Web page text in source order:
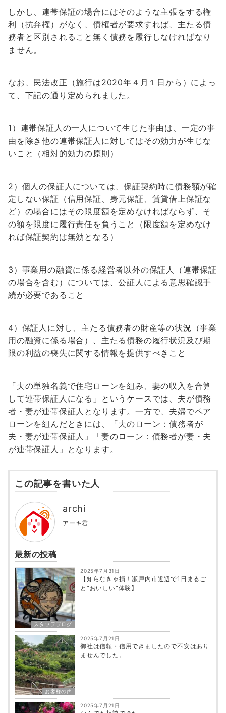
しかし、連帯保証の場合にはそのような主張をする権
利（抗弁権）がなく、債権者が要求すれば、主たる債
務者と区別されること無く債務を履行しなければなり
ません。
なお、民法改正（施行は2020年４月１日から）によっ
て、下記の通り定められました。
1）連帯保証人の一人について生じた事由は、一定の事
由を除き他の連帯保証人に対してはその効力が生じな
いこと（相対的効力の原則）
2）個人の保証人については、保証契約時に債務額が確
定しない保証（信用保証、身元保証、賃貸借上保証な
ど）の場合にはその限度額を定めなければならず、そ
の額を限度に履行責任を負うこと（限度額を定めなけ
れば保証契約は無効となる）
3）事業用の融資に係る経営者以外の保証人（連帯保証
の場合を含む）については、公証人による意思確認手
続が必要であること
4）保証人に対し、主たる債務者の財産等の状況（事業
用の融資に係る場合）、主たる債務の履行状況及び期
限の利益の喪失に関する情報を提供すべきこと
「夫の単独名義で住宅ローンを組み、妻の収入を合算
して連帯保証人になる」というケースでは、夫が債務
者・妻が連帯保証人となります。一方で、夫婦でペア
ローンを組んだときには、「夫のローン：債務者が
夫・妻が連帯保証人」「妻のローン：債務者が妻・夫
が連帯保証人」となります。
この記事を書いた人
archi
アーキ君
最新の投稿
スタッフブログ
2025年7月31日
【知らなきゃ損！瀬戸内市近辺で1日まるご
と“おいしい”体験】
お客様の声
2025年7月21日
御社は信頼・信用できましたので不安はあり
ませんでした。
2025年7月21日